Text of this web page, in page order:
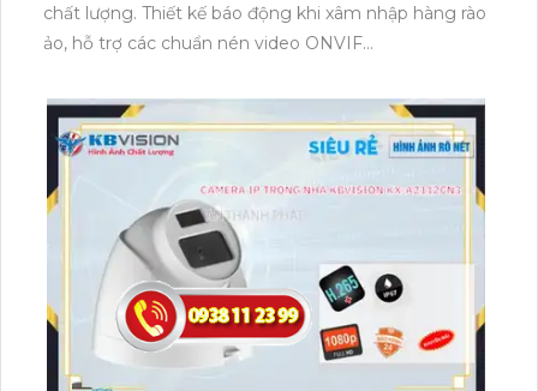
chất lượng. Thiết kế báo động khi xâm nhập hàng rào
ảo, hỗ trợ các chuẩn nén video ONVIF
Công nghệ thông minh giúp xử lý hình ảnh một cách
thông minh và chính xác. Đặc biệt, có khả năng xem
ban đêm và hỗ trợ 1 ổ cứng (HDD).